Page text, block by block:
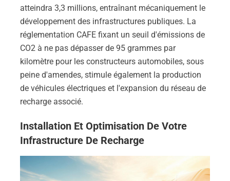
atteindra 3,3 millions, entraînant mécaniquement le
développement des infrastructures publiques. La
réglementation CAFE fixant un seuil d'émissions de
CO2 à ne pas dépasser de 95 grammes par
kilomètre pour les constructeurs automobiles, sous
peine d'amendes, stimule également la production
de véhicules électriques et l'expansion du réseau de
recharge associé.
Installation Et Optimisation De Votre
Infrastructure De Recharge